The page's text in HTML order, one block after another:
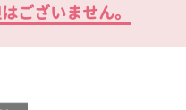
ございません。